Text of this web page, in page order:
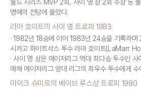
월드 시리즈 MVP 2회, 사이 영 상 2회 수상 등
명예의 전당에 올랐다.
라마 호이트의 사이 영 트로피 1983
1982년 18승에 이어 1983년 24승을 기록하며
시카고 화이트삭스 투수 라마 호이트(LaMarr
사이 영 상은 메이저리그 역대 최다승 투수인
매해 메이저리그 양대 리그의 최우수 투수에게 수
마이크 슈미트의 베이브 루스상 트로피 1980